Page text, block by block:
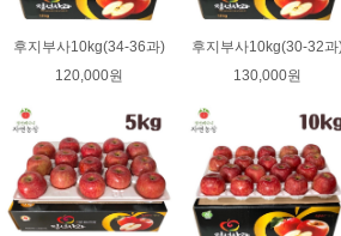
후지부사10kg(34-36과)
120,000원
후지부사10kg(30-32과
130,000원